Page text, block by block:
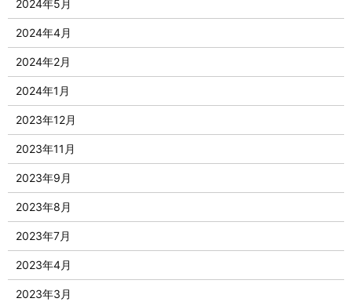
2024年5月
2024年4月
2024年2月
2024年1月
2023年12月
2023年11月
2023年9月
2023年8月
2023年7月
2023年4月
2023年3月